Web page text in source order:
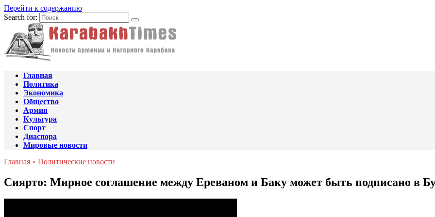
Перейти к содержанию
Search for:
Главная
Политика
Экономика
Общество
Армия
Культура
Спорт
Диаспора
Мировые новости
Главная » Политические новости
Сиярто: Мирное соглашение между Ереваном и Баку может быть подписано в